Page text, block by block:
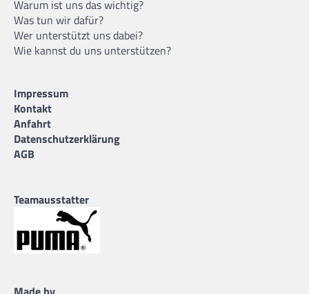
Warum ist uns das wichtig?
Was tun wir dafür?
Wer unterstützt uns dabei?
Wie kannst du uns unterstützen?
Impressum
Kontakt
Anfahrt
Datenschutzerklärung
AGB
Teamausstatter